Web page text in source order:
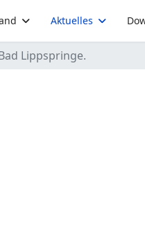
Aktuelles
Lippspringe.